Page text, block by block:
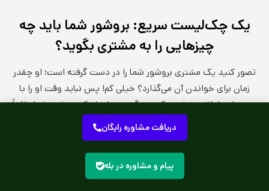
دریافت مشاوره رایگان
پیام و مشاوره در بله
یک چک‌لیست سریع: بروشور شما باید چه
چیزهایی را به مشتری بگوید؟
تصور کنید یک مشتری بروشور شما را در دست گرفته است؛ او چقدر
زمان برای خواندن آن می‌گذارد؟ خیلی کم! پس نباید وقت او را با
متن‌های طولانی و خسته‌کننده بگیرید. برای اینکه بروشور شما واقعاً
کارایی داشته باشد، حتماً این موارد را در طراحی خود بگنجانید:
هویت شما (اولین برخورد)
بروشور شما، در واقع ویترین متحرک برندتان است و